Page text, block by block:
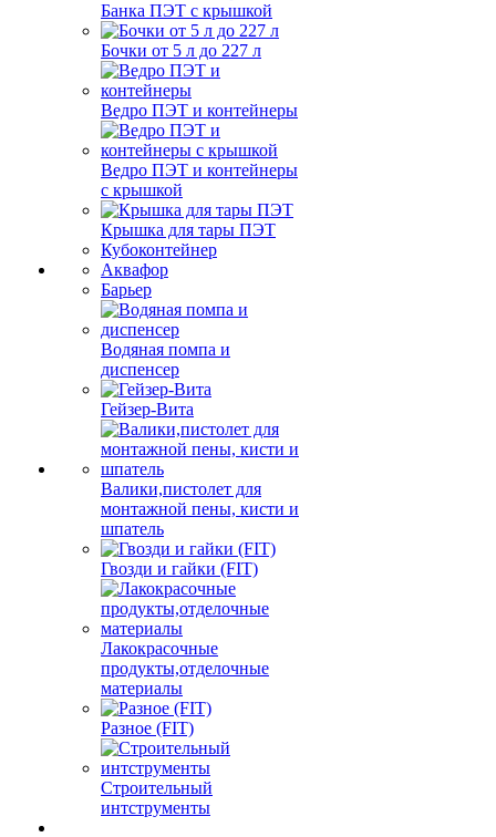
Банка ПЭТ с крышкой
Бочки от 5 л до 227 л
Ведро ПЭТ и контейнеры
Ведро ПЭТ и контейнеры
с крышкой
Крышка для тары ПЭТ
Кубоконтейнер
Аквафор
Барьер
Водяная помпа и
диспенсер
Гейзер-Вита
Валики,пистолет для
монтажной пены, кисти и
шпатель
Гвозди и гайки (FIT)
Лакокрасочные
продукты,отделочные
материалы
Разное (FIT)
Строительный
интструменты